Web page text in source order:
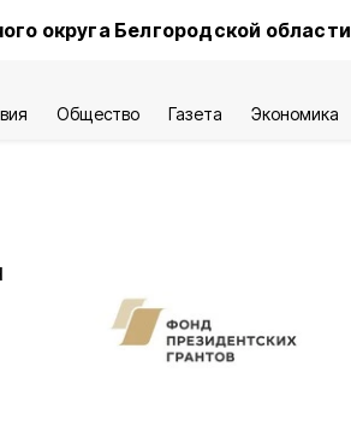
округа Белгородской области
Общество Газета Экономика